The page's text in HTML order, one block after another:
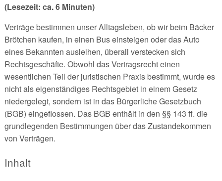
(Lesezeit: ca. 6 Minuten)
Verträge bestimmen unser Alltagsleben, ob wir beim Bäcker
Brötchen kaufen, in einen Bus einsteigen oder das Auto
eines Bekannten ausleihen, überall verstecken sich
Rechtsgeschäfte. Obwohl das Vertragsrecht einen
wesentlichen Teil der juristischen Praxis bestimmt, wurde es
nicht als eigenständiges Rechtsgebiet in einem Gesetz
niedergelegt, sondern ist in das Bürgerliche Gesetzbuch
(BGB) eingeflossen. Das BGB enthält in den §§ 143 ff. die
grundlegenden Bestimmungen über das Zustandekommen
von Verträgen.
Inhalt